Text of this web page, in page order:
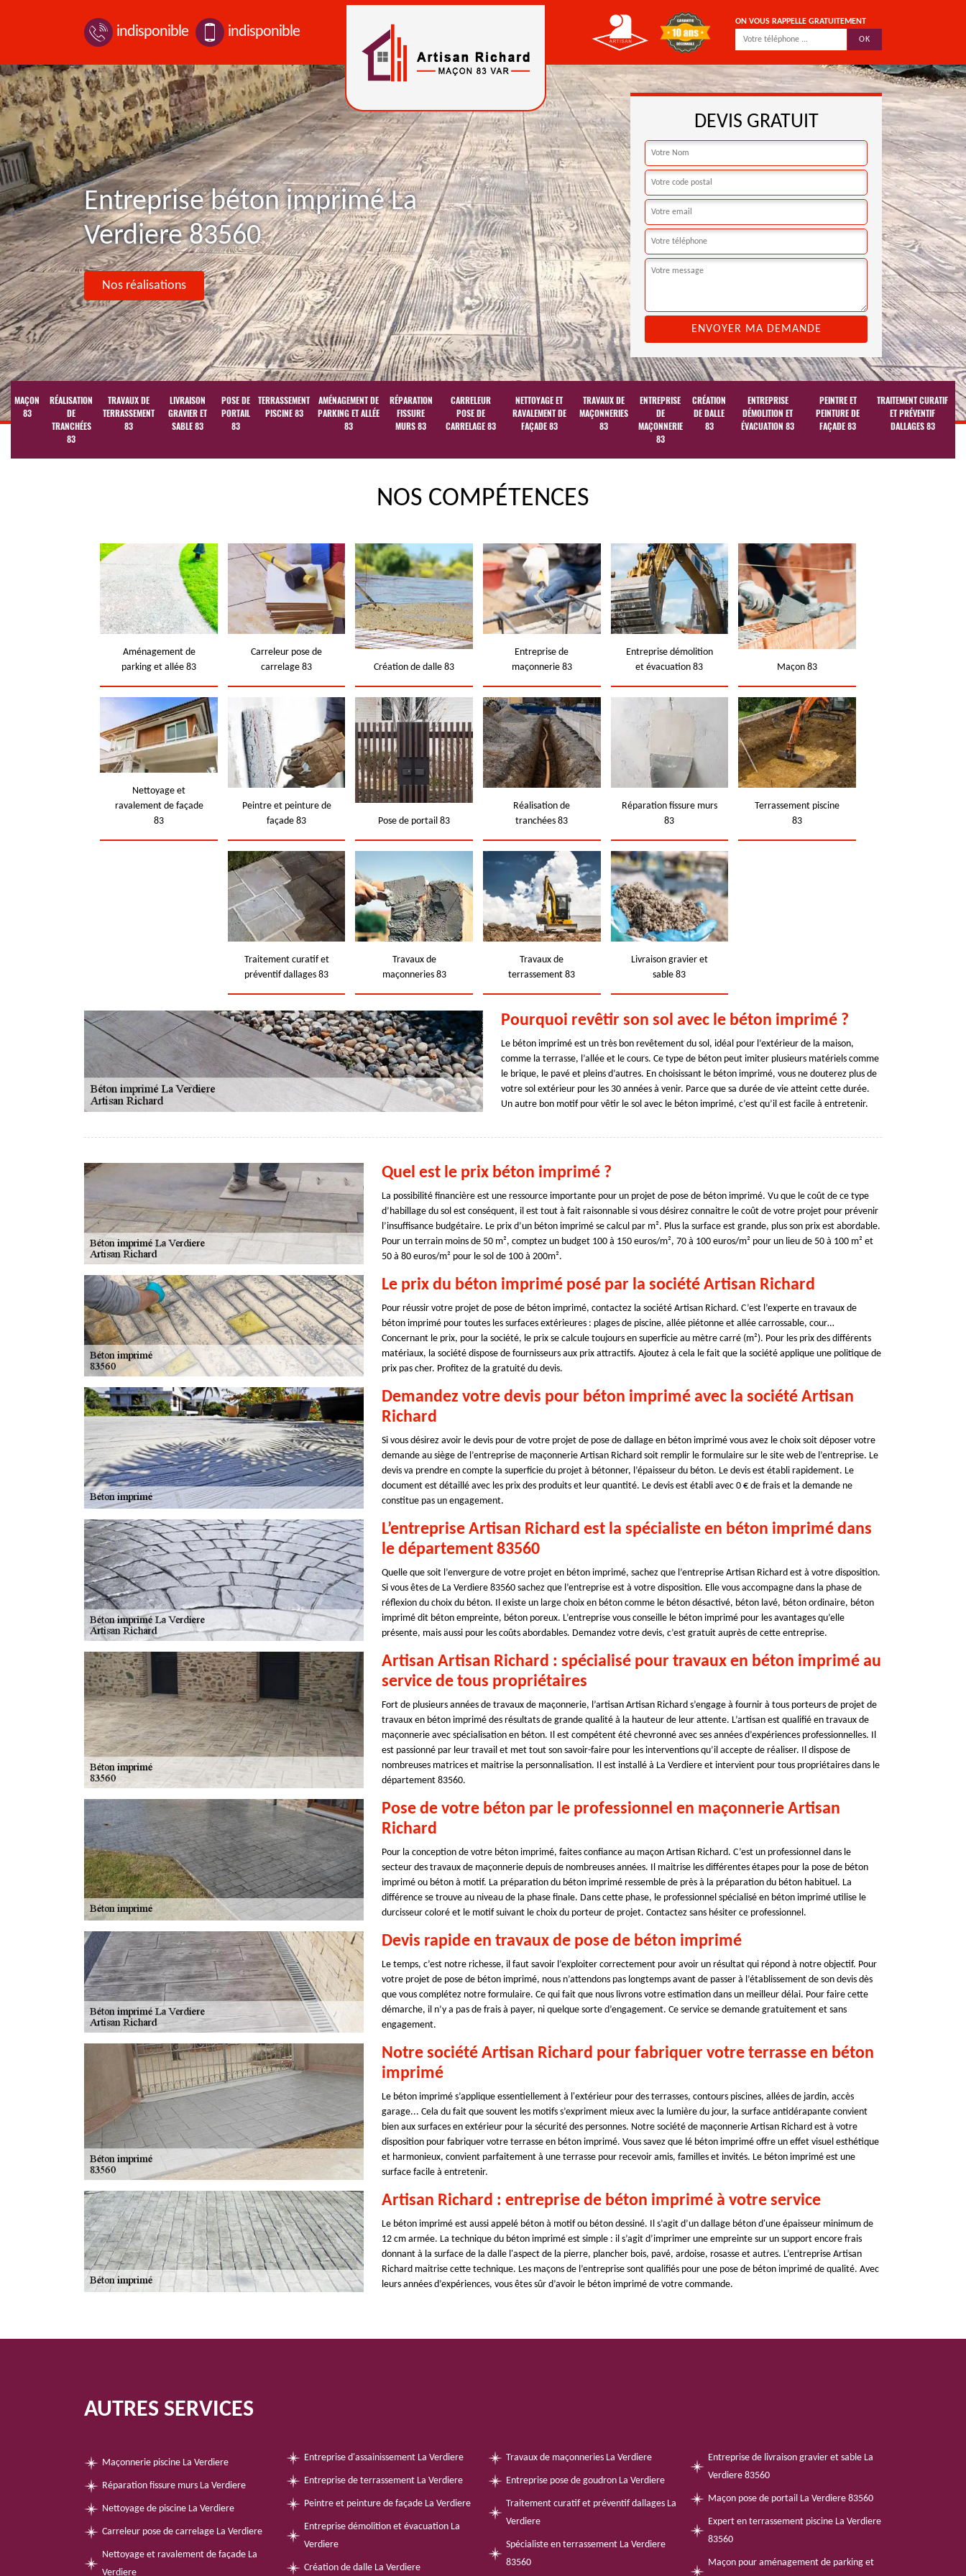
indisponible indisponible
ON VOUS RAPPELLE GRATUITEMENT
Entreprise béton imprimé La
Verdiere 83560
Nos réalisations
DEVIS GRATUIT
MAÇON
83
RÉALISATION
DE
TRANCHÉES
83
TRAVAUX DE
TERRASSEMENT
83
LIVRAISON
GRAVIER ET
SABLE 83
POSE DE
PORTAIL
83
TERRASSEMENT
PISCINE 83
AMÉNAGEMENT DE
PARKING ET ALLÉE
83
RÉPARATION
FISSURE
MURS 83
CARRELEUR
POSE DE
CARRELAGE 83
NETTOYAGE ET
RAVALEMENT DE
FAÇADE 83
TRAVAUX DE
MAÇONNERIES
83
ENTREPRISE
DE
MAÇONNERIE
83
CRÉATION
DE DALLE
83
ENTREPRISE
DÉMOLITION ET
ÉVACUATION 83
PEINTRE ET
PEINTURE DE
FAÇADE 83
TRAITEMENT CURATIF
ET PRÉVENTIF
DALLAGES 83
NOS COMPÉTENCES
Aménagement de
parking et allée 83
Carreleur pose de
carrelage 83
Création de dalle 83
Entreprise de
maçonnerie 83
Entreprise démolition
et évacuation 83
Maçon 83
Nettoyage et
ravalement de façade
83
Peintre et peinture de
façade 83
Pose de portail 83
Réalisation de
tranchées 83
Réparation fissure murs
83
Terrassement piscine
83
Traitement curatif et
préventif dallages 83
Travaux de
maçonneries 83
Travaux de
terrassement 83
Livraison gravier et
sable 83
Pourquoi revêtir son sol avec le béton imprimé ?
Le béton imprimé est un très bon revêtement du sol, idéal pour l’extérieur de la maison,
comme la terrasse, l’allée et le cours. Ce type de béton peut imiter plusieurs matériels comme
le brique, le pavé et pleins d’autres. En choisissant le béton imprimé, vous ne douterez plus de
votre sol extérieur pour les 30 années à venir. Parce que sa durée de vie atteint cette durée.
Un autre bon motif pour vêtir le sol avec le béton imprimé, c’est qu’il est facile à entretenir.
Quel est le prix béton imprimé ?
La possibilité financière est une ressource importante pour un projet de pose de béton imprimé. Vu que le coût de ce type
d’habillage du sol est conséquent, il est tout à fait raisonnable si vous désirez connaitre le coût de votre projet pour prévenir
l’insuffisance budgétaire. Le prix d’un béton imprimé se calcul par m². Plus la surface est grande, plus son prix est abordable.
Pour un terrain moins de 50 m², comptez un budget 100 à 150 euros/m², 70 à 100 euros/m² pour un lieu de 50 à 100 m² et
50 à 80 euros/m² pour le sol de 100 à 200m².
Le prix du béton imprimé posé par la société Artisan Richard
Pour réussir votre projet de pose de béton imprimé, contactez la société Artisan Richard. C’est l’experte en travaux de
béton imprimé pour toutes les surfaces extérieures : plages de piscine, allée piétonne et allée carrossable, cour…
Concernant le prix, pour la société, le prix se calcule toujours en superficie au mètre carré (m²). Pour les prix des différents
matériaux, la société dispose de fournisseurs aux prix attractifs. Ajoutez à cela le fait que la société applique une politique de
prix pas cher. Profitez de la gratuité du devis.
Demandez votre devis pour béton imprimé avec la société Artisan
Richard
Si vous désirez avoir le devis pour de votre projet de pose de dallage en béton imprimé vous avez le choix soit déposer votre
demande au siège de l’entreprise de maçonnerie Artisan Richard soit remplir le formulaire sur le site web de l’entreprise. Le
devis va prendre en compte la superficie du projet à bétonner, l’épaisseur du béton. Le devis est établi rapidement. Le
document est détaillé avec les prix des produits et leur quantité. Le devis est établi avec 0 € de frais et la demande ne
constitue pas un engagement.
L’entreprise Artisan Richard est la spécialiste en béton imprimé dans
le département 83560
Quelle que soit l’envergure de votre projet en béton imprimé, sachez que l’entreprise Artisan Richard est à votre disposition.
Si vous êtes de La Verdiere 83560 sachez que l’entreprise est à votre disposition. Elle vous accompagne dans la phase de
réflexion du choix du béton. Il existe un large choix en béton comme le béton désactivé, béton lavé, béton ordinaire, béton
imprimé dit béton empreinte, béton poreux. L’entreprise vous conseille le béton imprimé pour les avantages qu’elle
présente, mais aussi pour les coûts abordables. Demandez votre devis, c’est gratuit auprès de cette entreprise.
Artisan Artisan Richard : spécialisé pour travaux en béton imprimé au
service de tous propriétaires
Fort de plusieurs années de travaux de maçonnerie, l’artisan Artisan Richard s’engage à fournir à tous porteurs de projet de
travaux en béton imprimé des résultats de grande qualité à la hauteur de leur attente. L’artisan est qualifié en travaux de
maçonnerie avec spécialisation en béton. Il est compétent été chevronné avec ses années d’expériences professionnelles. Il
est passionné par leur travail et met tout son savoir-faire pour les interventions qu’il accepte de réaliser. Il dispose de
nombreuses matrices et maitrise la personnalisation. Il est installé à La Verdiere et intervient pour tous propriétaires dans le
département 83560.
Pose de votre béton par le professionnel en maçonnerie Artisan
Richard
Pour la conception de votre béton imprimé, faites confiance au maçon Artisan Richard. C’est un professionnel dans le
secteur des travaux de maçonnerie depuis de nombreuses années. Il maitrise les différentes étapes pour la pose de béton
imprimé ou béton à motif. La préparation du béton imprimé ressemble de près à la préparation du béton habituel. La
différence se trouve au niveau de la phase finale. Dans cette phase, le professionnel spécialisé en béton imprimé utilise le
durcisseur coloré et le motif suivant le choix du porteur de projet. Contactez sans hésiter ce professionnel.
Devis rapide en travaux de pose de béton imprimé
Le temps, c’est notre richesse, il faut savoir l’exploiter correctement pour avoir un résultat qui répond à notre objectif. Pour
votre projet de pose de béton imprimé, nous n’attendons pas longtemps avant de passer à l’établissement de son devis dès
que vous complétez notre formulaire. Ce qui fait que nous livrons votre estimation dans un meilleur délai. Pour faire cette
démarche, il n’y a pas de frais à payer, ni quelque sorte d’engagement. Ce service se demande gratuitement et sans
engagement.
Notre société Artisan Richard pour fabriquer votre terrasse en béton
imprimé
Le béton imprimé s’applique essentiellement à l'extérieur pour des terrasses, contours piscines, allées de jardin, accès
garage... Cela du fait que souvent les motifs s’expriment mieux avec la lumière du jour, la surface antidérapante convient
bien aux surfaces en extérieur pour la sécurité des personnes. Notre société de maçonnerie Artisan Richard est à votre
disposition pour fabriquer votre terrasse en béton imprimé. Vous savez que lé béton imprimé offre un effet visuel esthétique
et harmonieux, convient parfaitement à une terrasse pour recevoir amis, familles et invités. Le béton imprimé est une
surface facile à entretenir.
Artisan Richard : entreprise de béton imprimé à votre service
Le béton imprimé est aussi appelé béton à motif ou béton dessiné. Il s’agit d’un dallage béton d'une épaisseur minimum de
12 cm armée. La technique du béton imprimé est simple : il s’agit d’imprimer une empreinte sur un support encore frais
donnant à la surface de la dalle l'aspect de la pierre, plancher bois, pavé, ardoise, rosasse et autres. L’entreprise Artisan
Richard maitrise cette technique. Les maçons de l’entreprise sont qualifiés pour une pose de béton imprimé de qualité. Avec
leurs années d’expériences, vous êtes sûr d’avoir le béton imprimé de votre commande.
AUTRES SERVICES
Maçonnerie piscine La Verdiere
Réparation fissure murs La Verdiere
Nettoyage de piscine La Verdiere
Carreleur pose de carrelage La Verdiere
Nettoyage et ravalement de façade La
Verdiere
Entreprise d'assainissement La Verdiere
Entreprise de terrassement La Verdiere
Peintre et peinture de façade La Verdiere
Entreprise démolition et évacuation La
Verdiere
Création de dalle La Verdiere
Travaux de maçonneries La Verdiere
Entreprise pose de goudron La Verdiere
Traitement curatif et préventif dallages La
Verdiere
Spécialiste en terrassement La Verdiere
83560
Entreprise de livraison gravier et sable La
Verdiere 83560
Maçon pose de portail La Verdiere 83560
Expert en terrassement piscine La Verdiere
83560
Maçon pour aménagement de parking et